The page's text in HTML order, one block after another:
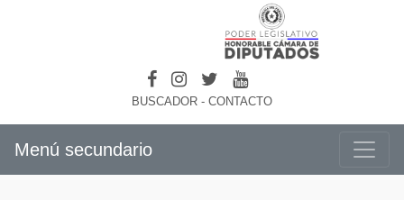
BUSCADOR - CONTACTO
Menú secundario